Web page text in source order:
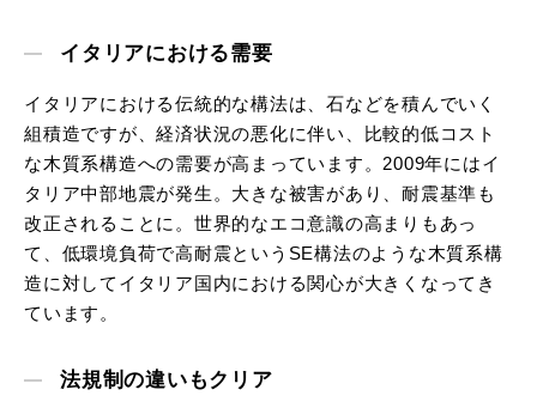
イタリアにおける需要
イタリアにおける伝統的な構法は、石などを積んでいく
組積造ですが、経済状況の悪化に伴い、比較的低コスト
な木質系構造への需要が高まっています。2009年にはイ
タリア中部地震が発生。大きな被害があり、耐震基準も
改正されることに。世界的なエコ意識の高まりもあっ
て、低環境負荷で高耐震というSE構法のような木質系構
造に対してイタリア国内における関心が大きくなってき
ています。
法規制の違いもクリア